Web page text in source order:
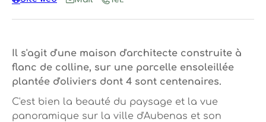
Il s'agit d'une maison d'architecte construite à
flanc de colline, sur une parcelle ensoleillée
plantée d'oliviers dont 4 sont centenaires.
C'est bien la beauté du paysage et la vue
panoramique sur la ville d'Aubenas et son